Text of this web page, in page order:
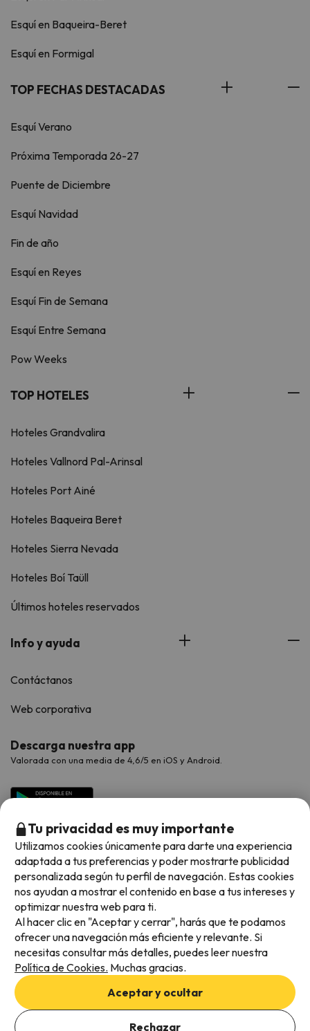
Añade las fechas para comprobar la disponibilidad
Esquí en Baqueira-Beret
Esquí en Formigal
TOP FECHAS DESTACADAS
Esquí Verano
Próxima Temporada 26-27
Puente de Diciembre
Esquí Navidad
Fin de año
Esquí en Reyes
Esquí Fin de Semana
Esquí Entre Semana
Pow Weeks
TOP HOTELES
Hoteles Grandvalira
Hoteles Vallnord Pal-Arinsal
Hoteles Port Ainé
Hoteles Baqueira Beret
Hoteles Sierra Nevada
Hoteles Boí Taüll
Últimos hoteles reservados
Info y ayuda
Contáctanos
Web corporativa
Descarga nuestra app
Valorada con una media de 4,6/5 en iOS y Android.
Métodos de pago disponibles
Condiciones generales
Privacidad de datos
Política de cookies
Tu privacidad es muy importante
Utilizamos cookies únicamente para darte una experiencia
adaptada a tus preferencias y poder mostrarte publicidad
personalizada según tu perfil de navegación. Estas cookies
nos ayudan a mostrar el contenido en base a tus intereses y
optimizar nuestra web para ti.
Al hacer clic en "Aceptar y cerrar", harás que te podamos
ofrecer una navegación más eficiente y relevante. Si
necesitas consultar más detalles, puedes leer nuestra
Política de Cookies. Muchas gracias.
Aceptar y ocultar
Rechazar